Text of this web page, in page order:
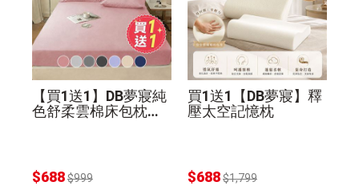
【買1送1】DB夢寢純
色舒柔雲棉床包枕套
$688$999
買1送1【DB夢寢】釋
壓太空記憶枕
$688$1,799